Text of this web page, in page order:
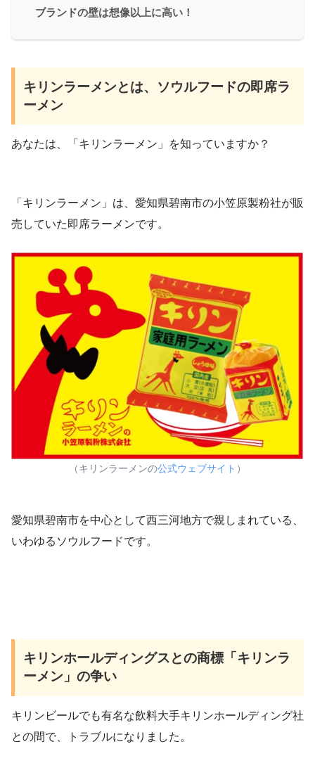
ブランドの壁は想像以上に高い！
キリンラーメンとは、ソウルフードの即席ラ
ーメン
あなたは、「キリンラーメン」を知っていますか？
「キリンラーメン」は、愛知県碧南市の小笠原製粉社が販
売していた即席ラーメンです。
（キリンラーメンの公式ウェブサイト ）
愛知県碧南市を中心として西三河地方で親しまれている、
いわゆるソウルフードです。
キリンホールディングスとの商標「キリンラ
ーメン」の争い
キリンビールでも有名な飲料大手キリンホールディング社
との間で、トラブルになりました。